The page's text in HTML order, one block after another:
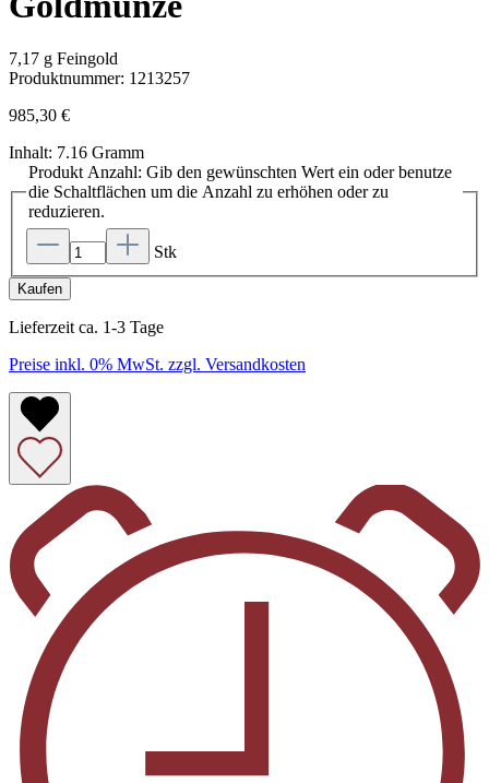
7,17 g Feingold
Produktnummer: 1213257
985,30 €
Inhalt: 7.16 Gramm
Produkt Anzahl: Gib den gewünschten Wert ein oder benutze
die Schaltflächen um die Anzahl zu erhöhen oder zu
reduzieren.
Stk
Kaufen
Lieferzeit ca. 1-3 Tage
Preise inkl. 0% MwSt. zzgl. Versandkosten